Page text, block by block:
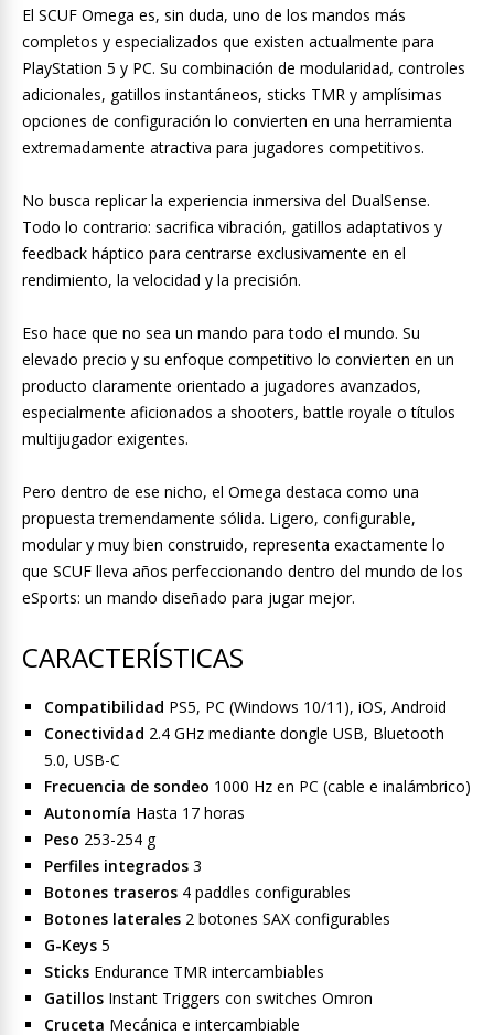
El SCUF Omega es, sin duda, uno de los mandos más
completos y especializados que existen actualmente para
PlayStation 5 y PC. Su combinación de modularidad, controles
adicionales, gatillos instantáneos, sticks TMR y amplísimas
opciones de configuración lo convierten en una herramienta
extremadamente atractiva para jugadores competitivos.
No busca replicar la experiencia inmersiva del DualSense.
Todo lo contrario: sacrifica vibración, gatillos adaptativos y
feedback háptico para centrarse exclusivamente en el
rendimiento, la velocidad y la precisión.
Eso hace que no sea un mando para todo el mundo. Su
elevado precio y su enfoque competitivo lo convierten en un
producto claramente orientado a jugadores avanzados,
especialmente aficionados a shooters, battle royale o títulos
multijugador exigentes.
Pero dentro de ese nicho, el Omega destaca como una
propuesta tremendamente sólida. Ligero, configurable,
modular y muy bien construido, representa exactamente lo
que SCUF lleva años perfeccionando dentro del mundo de los
eSports: un mando diseñado para jugar mejor.
CARACTERÍSTICAS
Compatibilidad PS5, PC (Windows 10/11), iOS, Android
Conectividad 2.4 GHz mediante dongle USB, Bluetooth
5.0, USB-C
Frecuencia de sondeo 1000 Hz en PC (cable e inalámbrico)
Autonomía Hasta 17 horas
Peso 253-254 g
Perfiles integrados 3
Botones traseros 4 paddles configurables
Botones laterales 2 botones SAX configurables
G-Keys 5
Sticks Endurance TMR intercambiables
Gatillos Instant Triggers con switches Omron
Cruceta Mecánica e intercambiable